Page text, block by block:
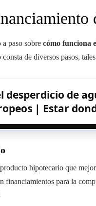
paso sobre cómo funciona
de diversos pasos,
de
| Estar
hipotecario que
financiamientos para la